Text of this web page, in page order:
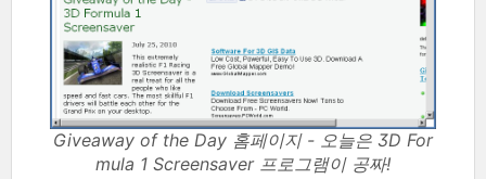
Giveaway of the Day 홈페이지 - 오늘은 3D For
mula 1 Screensaver 프로그램이 공짜!